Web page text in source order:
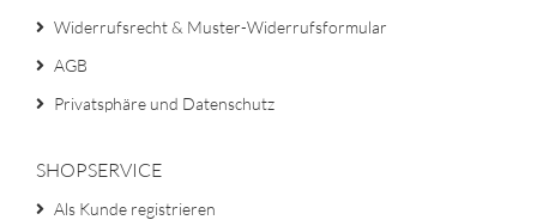
Widerrufsrecht & Muster-Widerrufsformular
AGB
Privatsphäre und Datenschutz
SHOPSERVICE
Als Kunde registrieren